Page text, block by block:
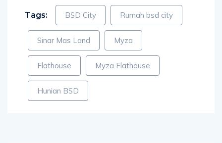
Tags: BSD City Rumah bsd city
Sinar Mas Land Myza
Flathouse Myza Flathouse
Hunian BSD